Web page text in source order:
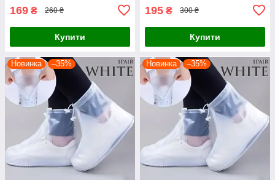
169 ₴ 260 ₴
Купити
195 ₴ 300 ₴
Купити
Новинка –35% Новинка –35%